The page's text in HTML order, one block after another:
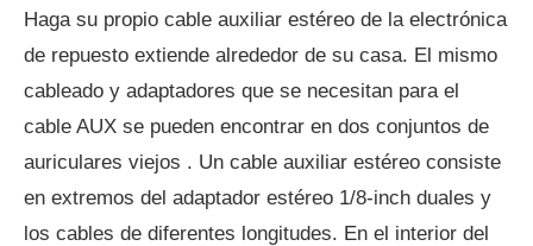
Haga su propio cable auxiliar estéreo de la electrónica
de repuesto extiende alrededor de su casa. El mismo
cableado y adaptadores que se necesitan para el
cable AUX se pueden encontrar en dos conjuntos de
auriculares viejos . Un cable auxiliar estéreo consiste
en extremos del adaptador estéreo 1/8-inch duales y
los cables de diferentes longitudes. En el interior del